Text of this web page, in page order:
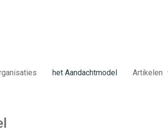
het Aandachtmodel Artikelen